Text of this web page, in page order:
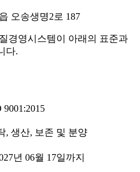
오송생명2로 187
경영시스템이 아래의 표준과
다.
9001:2015
, 생산, 보존 및 분양
년 06월 17일까지